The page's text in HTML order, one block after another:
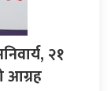
२१
आग्रह